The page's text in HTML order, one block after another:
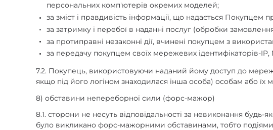
персональних комп'ютерів окремих моделей;
за зміст і правдивість інформації, що надається Покупцем
за затримку і перебої в наданні послуг (обробки
за протиправні незаконні дії, вчинені покупцем з
за передачу покупцем своїх мережевих ідентифікаторів-IP,
7.2. Покупець, використовуючи наданий йому доступ до мережі
якщо під його логіном знаходилася інша особа) особам або
8) обставини непереборної сили (форс-мажор)
8.1. сторони не несуть відповідальності за невиконання
було викликано форс-мажорними обставинами, тобто подіями